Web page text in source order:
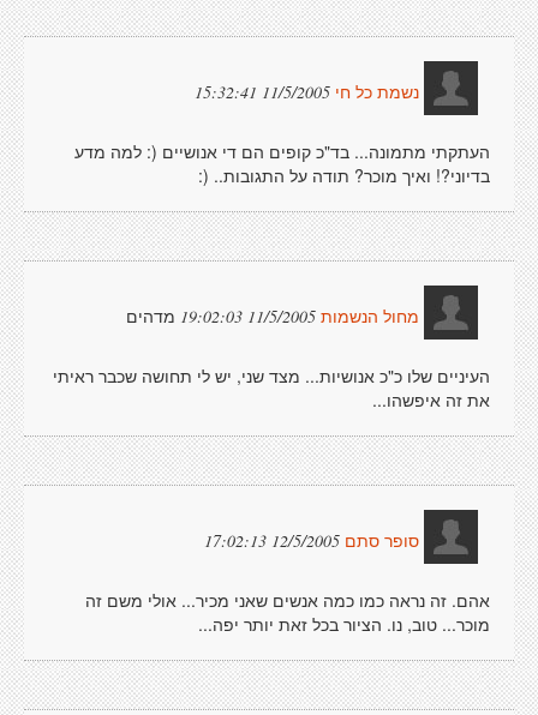
נשמת כל חי 11/5/2005 15:32:41
העתקתי מתמונה... בד"כ קופים הם די אנושיים (: למה מדע
בדיוני?! ואיך מוכר? תודה על התגובות.. (:
מחול הנשמות 11/5/2005 19:02:03 מדהים
העיניים שלו כ"כ אנושיות... מצד שני, יש לי תחושה שכבר ראיתי
את זה איפשהו...
סופר סתם 12/5/2005 17:02:13
אהם. זה נראה כמו כמה אנשים שאני מכיר... אולי משם זה
מוכר... טוב, נו. הציור בכל זאת יותר יפה...